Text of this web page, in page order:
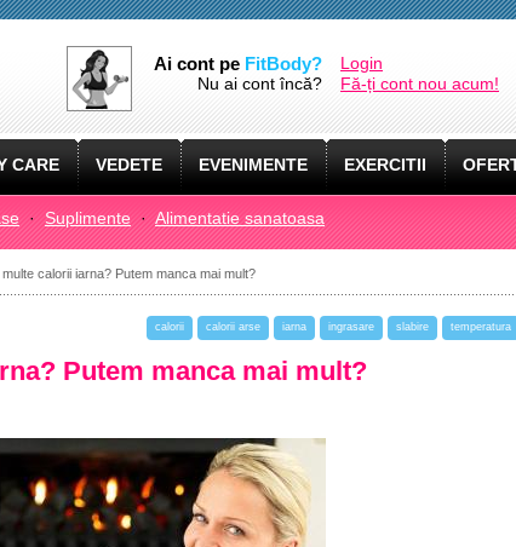
Ai cont pe FitBody?
Login
Nu ai cont încă?
Fă-ți cont nou acum!
CARE VEDETE EVENIMENTE EXERCITII
· Suplimente · Alimentatie sanatoasa
calorii iarna? Putem manca mai mult?
calorii calorii arse iarna ingrasare slabire temperatura
Putem manca mai mult?